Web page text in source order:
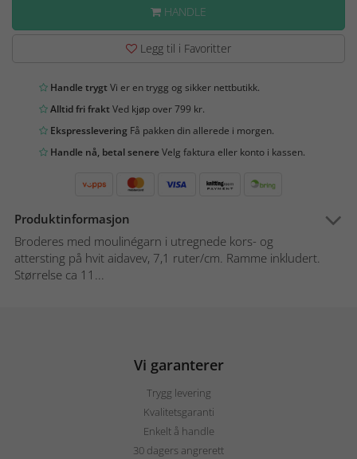
HANDLE
Legg til i Favoritter
Handle trygtVi er en trygg og sikker nettbutikk.
Alltid fri fraktVed kjøp over 799 kr.
Ekspresslevering Få pakken din allerede i morgen.
Handle nå, betal senereVelg faktura eller konto i kassen.
Produktinformasjon
Broderes med moulinégarn i utregnede kors- og
attersting på hvit aidavev, 7,1 ruter/cm. Ramme inkludert.
Størrelse ca 11...
Vi garanterer
Trygg levering
Kvalitetsgaranti
Enkelt å handle
30 dagers angrerett